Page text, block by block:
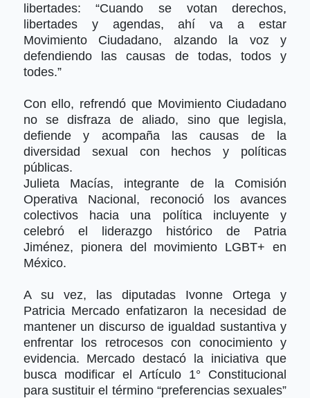
libertades:
“Cuando se votan derechos,
libertades y agendas, ahí va a estar
Movimiento Ciudadano, alzando la voz y
defendiendo las causas de todas, todos y
todes.”
Con ello, refrendó que Movimiento Ciudadano
no se disfraza de aliado, sino que legisla,
defiende y acompaña las causas de la
diversidad sexual con hechos y políticas
públicas.
Julieta Macías, integrante de la Comisión
Operativa Nacional, reconoció los avances
colectivos hacia una política incluyente y
celebró el liderazgo histórico de Patria
Jiménez, pionera del movimiento LGBT+ en
México.
A su vez, las diputadas Ivonne Ortega y
Patricia Mercado enfatizaron la necesidad de
mantener un discurso de igualdad sustantiva y
enfrentar los retrocesos con conocimiento y
evidencia. Mercado destacó la iniciativa que
busca modificar el Artículo 1° Constitucional
para sustituir el término “preferencias sexuales”